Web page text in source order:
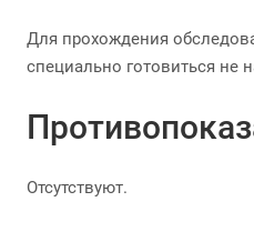
Для прохождения
специально готовиться не
Отсутствуют.